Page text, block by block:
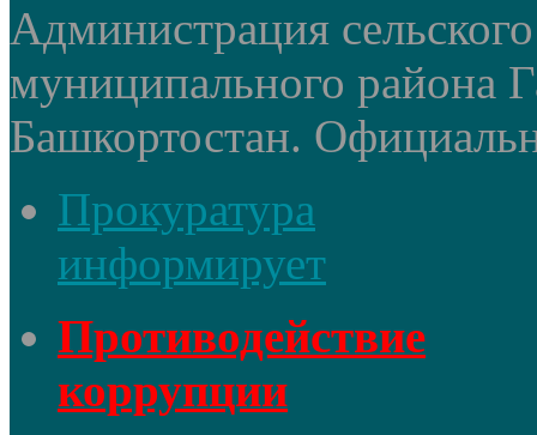
Администрация
муниципального района
Башкортостан.
Прокуратура
информирует
Противодействие
коррупции